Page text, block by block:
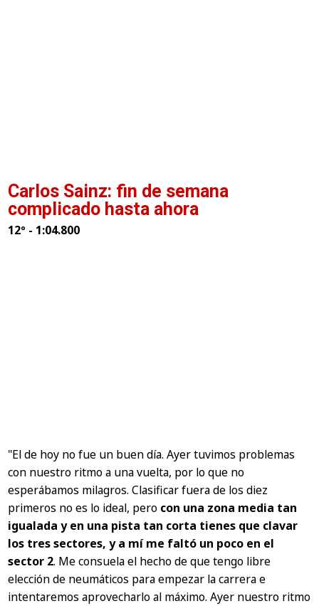
Carlos Sainz: fin de semana
complicado hasta ahora
12º - 1:04.800
"El de hoy no fue un buen día. Ayer tuvimos problemas
con nuestro ritmo a una vuelta, por lo que no
esperábamos milagros. Clasificar fuera de los diez
primeros no es lo ideal, pero con una zona media tan
igualada y en una pista tan corta tienes que clavar
los tres sectores, y a mí me faltó un poco en el
sector 2. Me consuela el hecho de que tengo libre
elección de neumáticos para empezar la carrera e
intentaremos aprovecharlo al máximo. Ayer nuestro ritmo